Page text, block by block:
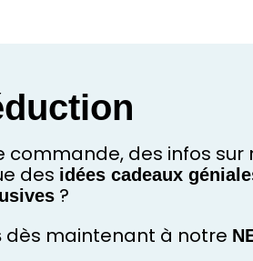
commande, des infos sur
desidées cadeaux
dès maintenant à notre